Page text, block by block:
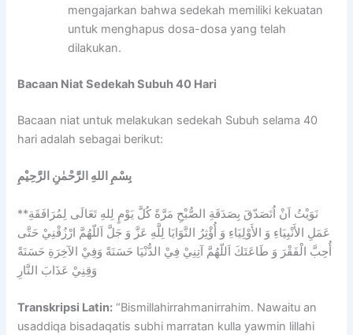
mengajarkan bahwa sedekah memiliki kekuatan
untuk menghapus dosa-dosa yang telah
dilakukan.
Bacaan Niat Sedekah Subuh 40 Hari
Bacaan niat untuk melakukan sedekah Subuh selama 40
hari adalah sebagai berikut:
بِسْمِ اللهِ الرَّحْمٰنِ الرَّحِيْمِ
**نَوَيْتُ اَنْ اُتَصَدّقَ بِصَدَقَةِ الصُّبْحِ مَرَّةً كُلَّ يَوْمٍ لِلهِ تَعَالَى لِمُرَافَقَةِ
عَمَلِ الأَنْبِيَاءِ وَ الأَوْلِيَاءِ وَ أُؤْثِرُ النَّوَايَا لِلَّهِ عَزَّ وَ جَلَّ اَللّهُمَّ ارْزُقْنِيْ حَتَّى
أُحِبَّ الْفَقْرَ وَ طَاعَتَكَ اَللّهُمَّ آتِنِيْ فِيْ الدُّنْيَا حَسَنَةً وَفِيْ الآخِرَةِ حَسَنَةً
وَقِنِيْ عَذَابَ النَّارِ
Transkripsi Latin: “Bismillahirrahmanirrahim. Nawaitu an
usaddiqa bisadaqatis subhi marratan kulla yawmin lillahi